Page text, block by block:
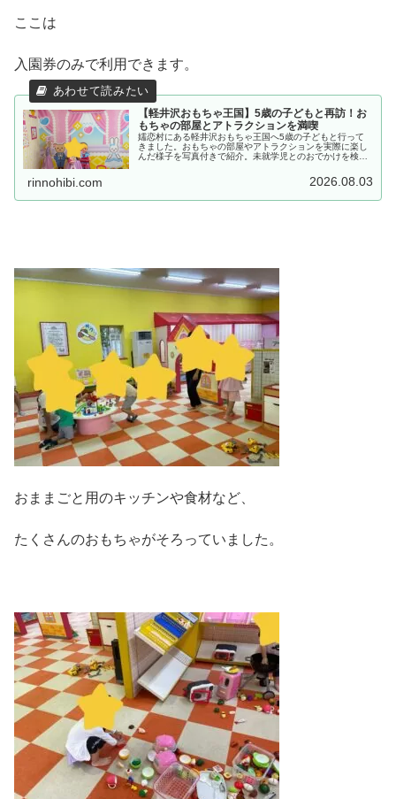
ここは
入園券のみで利用できます。
【軽井沢おもちゃ王国】5歳の子どもと再訪！お
もちゃの部屋とアトラクションを満喫
嬬恋村にある軽井沢おもちゃ王国へ5歳の子どもと行って
きました。おもちゃの部屋やアトラクションを実際に楽し
んだ様子を写真付きで紹介。未就学児とのおでかけを検討
rinnohibi.com 2026.08.03
おままごと用のキッチンや食材など、
たくさんのおもちゃがそろっていました。